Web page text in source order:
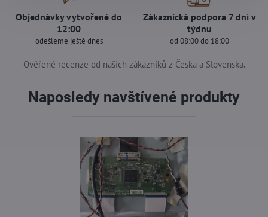
Objednávky vytvořené do
12:00
odešleme ještě dnes
Zákaznická podpora 7 dní v
týdnu
od 08:00 do 18:00
Ověřené recenze od našich zákazníků z Česka a Slovenska.
Naposledy navštívené produkty